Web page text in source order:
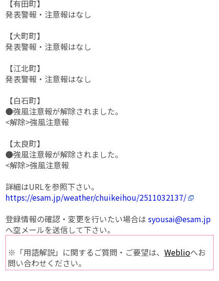
【有田町】
発表警報・注意報はなし
【大町町】
発表警報・注意報はなし
【江北町】
発表警報・注意報はなし
【白石町】
●強風注意報が解除されました。
<解除>強風注意報
【太良町】
●強風注意報が解除されました。
<解除>強風注意報
詳細はURLを参照下さい。
https://esam.jp/weather/chuikeihou/2511032137/
登録情報の確認・変更を行いたい場合はsyousai@esam.jp
へ空メールを送信して下さい。
※「用語解説」に関するご質問・ご要望は、Weblioへお
問い合わせください。